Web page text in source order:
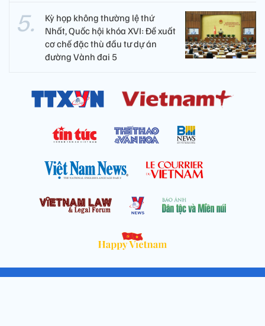
Kỳ họp không thường lệ thứ
Nhất, Quốc hội khóa XVI: Đề xuất
cơ chế đặc thù đầu tư dự án
đường Vành đai 5